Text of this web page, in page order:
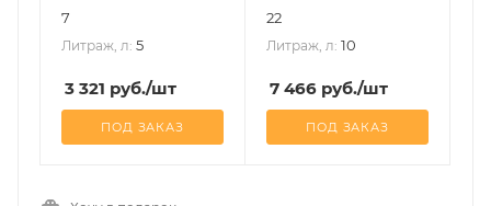
7
Литраж, л: 5
3 321 руб./шт
ПОД ЗАКАЗ
22
Литраж, л: 10
7 466 руб./шт
ПОД ЗАКАЗ